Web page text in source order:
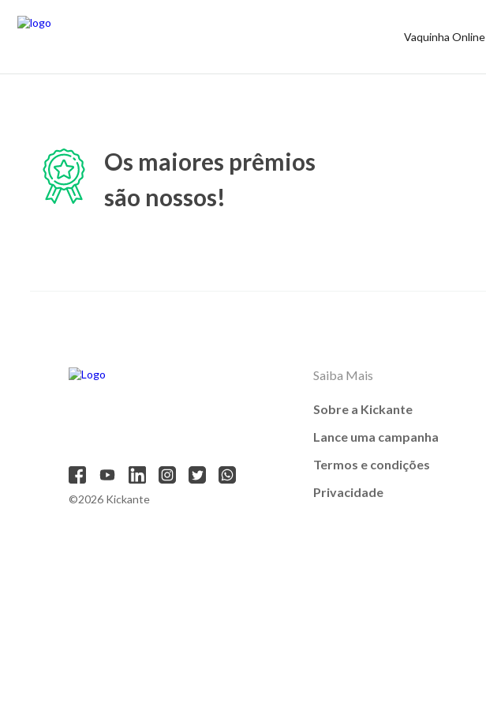
Vaquinha Online
Os maiores prêmios
são nossos!
©2026 Kickante
Saiba Mais
Sobre a Kickante
Lance uma campanha
Termos e condições
Privacidade